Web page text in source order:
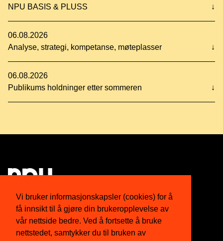
Vi bruker informasjonskapsler (cookies) for å
få innsikt til å gjøre din brukeropplevelse av
vår nettside bedre. Ved å fortsette å bruke
nettstedet, samtykker du til bruken av
NPU BASIS & PLUSS
↓
06.08.2026
Analyse, strategi, kompetanse, møteplasser
↓
06.08.2026
Publikums holdninger etter sommeren
↓
Om oss
Medlemskap
Twitter
Facebook